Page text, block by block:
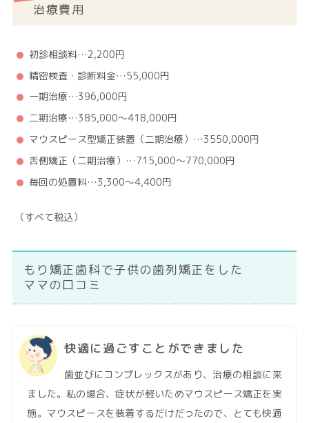
治療費用
初診相談料…2,200円
精密検査・診断料金…55,000円
一期治療…396,000円
二期治療…385,000～418,000円
マウスピース型矯正装置（二期治療）…3550,000円
舌側矯正（二期治療）…715,000～770,000円
毎回の処置料…3,300～4,400円
（すべて税込）
もり矯正歯科で子供の歯列矯正をした
ママの口コミ
快適に過ごすことができました
歯並びにコンプレックスがあり、治療の相談に来
ました。私の場合、症状が軽いためマウスピース矯正を実
施。マウスピースを装着するだけだったので、とても快適